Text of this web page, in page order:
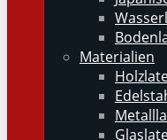
Materialien